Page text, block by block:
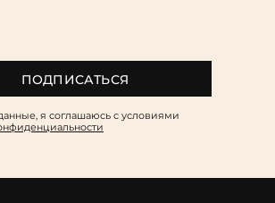
ПОДПИСАТЬСЯ
я соглашаюсь c условиями